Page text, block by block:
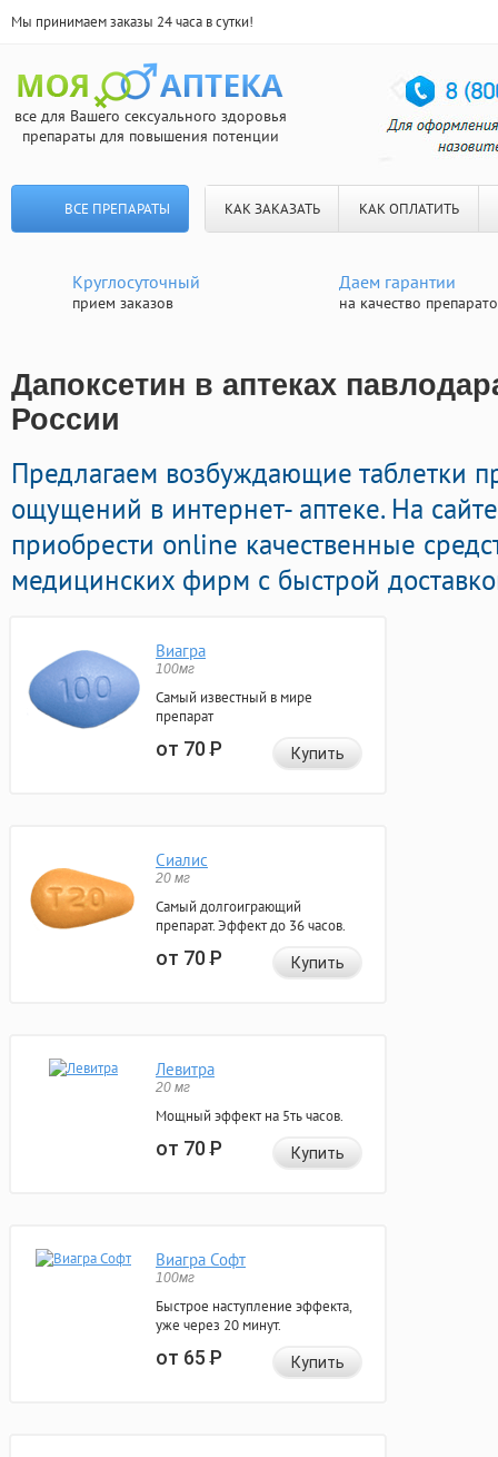
Мы принимаем заказы 24 часа в сутки!
все для Вашего сексуального здоровья
препараты для повышения потенции
ВСЕ ПРЕПАРАТЫ КАК ЗАКАЗАТЬ КАК ОПЛАТИТЬ
Круглосуточный
прием заказов
Даем гарантии
на качество
Дапоксетин в аптеках
России
Предлагаем возбуждающие таблетки
ощущений в интернет- аптеке. На
приобрести online качественные
медицинских фирм с быстрой
Виагра
100мг
Самый известный в мире
препарат
от 70Р Купить
Сиалис
20 мг
Самый долгоиграющий
препарат. Эффект до 36 часов.
от 70Р Купить
Левитра
20 мг
Мощный эффект на 5ть часов.
от 70Р Купить
Виагра Софт
100мг
Быстрое наступление эффекта,
уже через 20 минут.
от 65Р Купить